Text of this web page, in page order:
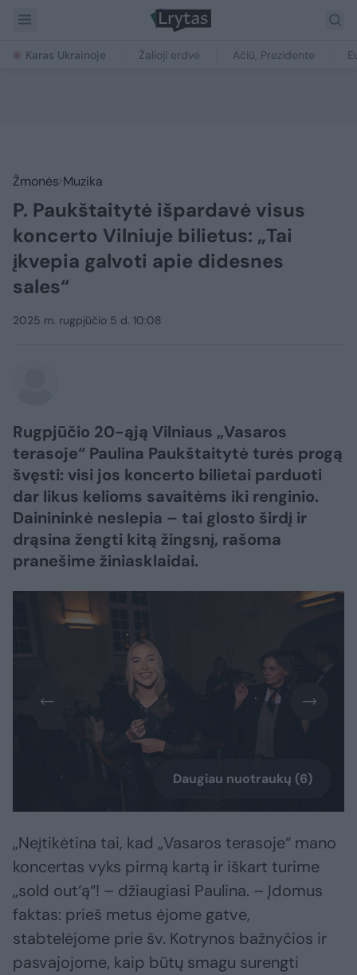
Karas Ukrainoje Žalioji erdvė Ačiū, Prezidente
Žmonės Muzika
P. Paukštaitytė išpardavė visus
koncerto Vilniuje bilietus: „Tai
įkvepia galvoti apie didesnes
sales“
2025 m. rugpjūčio 5 d. 10:08
Rugpjūčio 20-ąją Vilniaus „Vasaros
terasoje“ Paulina Paukštaitytė turės progą
švęsti: visi jos koncerto bilietai parduoti
dar likus kelioms savaitėms iki renginio.
Dainininkė neslepia – tai glosto širdį ir
drąsina žengti kitą žingsnį, rašoma
pranešime žiniasklaidai.
Daugiau nuotraukų (6)
„Neįtikėtina tai, kad „Vasaros terasoje“ mano
koncertas vyks pirmą kartą ir iškart turime
„sold out‘ą“! – džiaugiasi Paulina. – Įdomus
faktas: prieš metus ėjome gatve,
stabtelėjome prie šv. Kotrynos bažnyčios ir
pasvajojome, kaip būtų smagu surengti